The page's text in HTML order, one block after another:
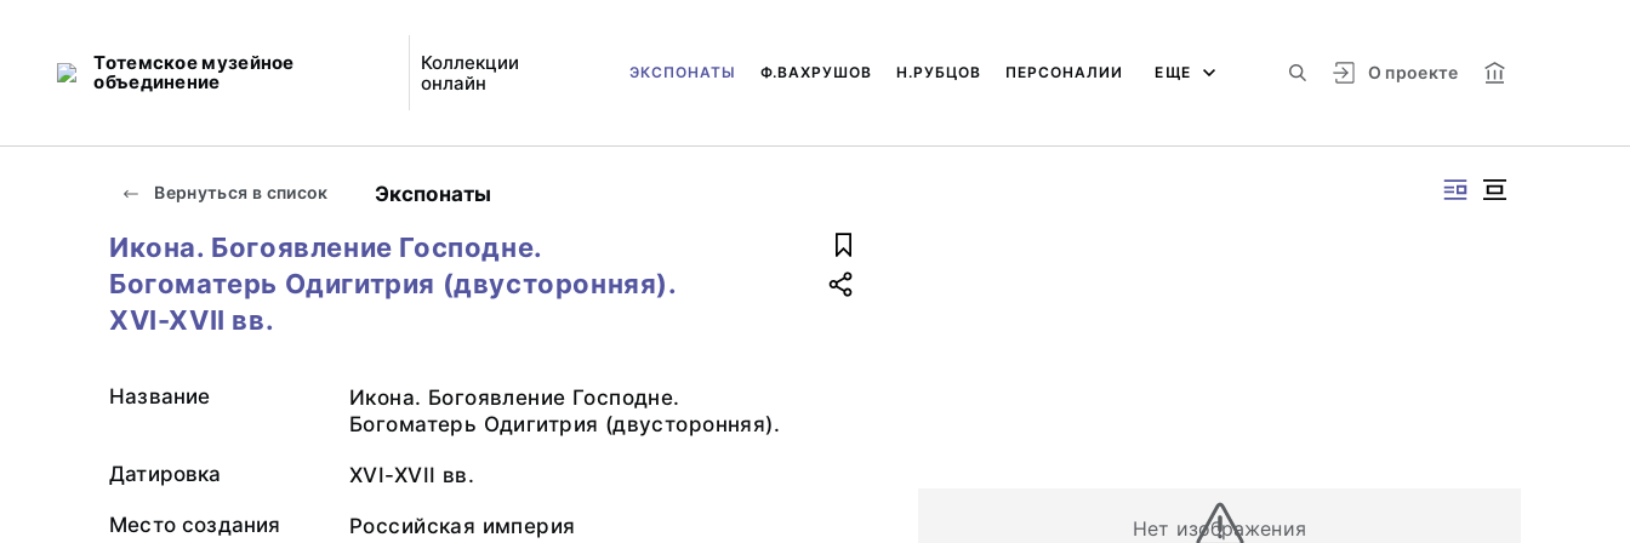
Тотемское музейное
объединение
Коллекции
онлайн
О проекте
ЭКСПОНАТЫ Ф.ВАХРУШОВ Н.РУБЦОВ ПЕРСОНАЛИИ ЕЩЕ
Вернуться в список Экспонаты
Нет изображения
Икона. Богоявление Господне.
Богоматерь Одигитрия (двусторонняя).
XVI-XVII вв.
Название
Икона. Богоявление Господне.
Богоматерь Одигитрия (двусторонняя).
Датировка XVI-XVII вв.
Место создания Российская империя